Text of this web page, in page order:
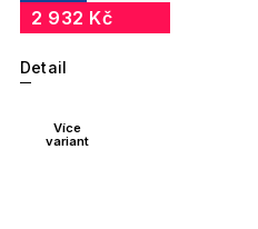
2 932 Kč
Detail
Více
variant